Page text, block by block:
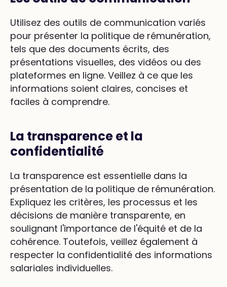
Utilisez des outils de communication variés
pour présenter la politique de rémunération,
tels que des documents écrits, des
présentations visuelles, des vidéos ou des
plateformes en ligne. Veillez à ce que les
informations soient claires, concises et
faciles à comprendre.
La transparence et la
confidentialité
La transparence est essentielle dans la
présentation de la politique de rémunération.
Expliquez les critères, les processus et les
décisions de manière transparente, en
soulignant l'importance de l'équité et de la
cohérence. Toutefois, veillez également à
respecter la confidentialité des informations
salariales individuelles.